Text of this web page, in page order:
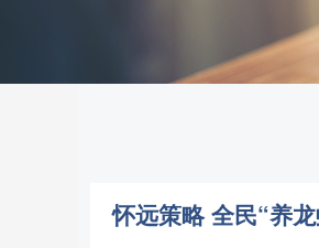
怀远策略 全民“养